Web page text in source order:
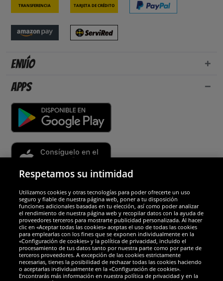
Transferencia Tarjeta de crédito
Envío
Apps
Socios y seguridad
Galardones
Respetamos su intimidad
Utilizamos cookies y otras tecnologías para poder ofrecerte un uso
seguro y fiable de nuestra página web, poner a tu disposición
funciones adicionales basadas en tu elección, así como poder analizar
el rendimiento de nuestra página web y recopilar datos con la ayuda de
proveedores terceros para mostrarte publicidad personalizada. Al hacer
clic en «Aceptar todas las cookies» aceptas el uso de todas las cookies
para emplearlas con los fines que se exponen individualmente en la
«Configuración de cookies» y la política de privacidad, incluido el
procesamiento de tus datos tanto por nuestra parte como por parte de
terceros proveedores. A excepción de las cookies estrictamente
necesarias, tienes la posibilidad de rechazar todas las cookies haciendo
o aceptarlas individualmente en la «Configuración de cookies».
Encontrarás más información en nuestra política de privacidad y en la